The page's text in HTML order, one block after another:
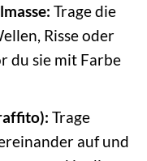
Trage die
Risse oder
du sie mit Farbe
Trage
auf und